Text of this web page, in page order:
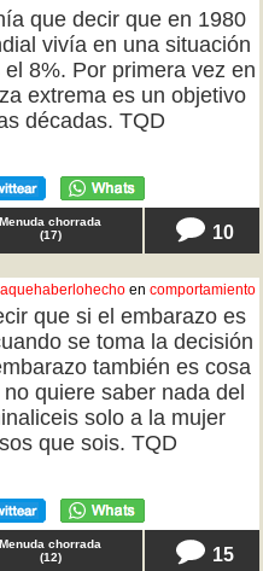
que decir que en 1980
vivía en una situación
8%. Por primera vez en
extrema es un objetivo
décadas. TQD
Menuda chorrada
(17) 10
en comportamiento
que si el embarazo es
se toma la decisión
también es cosa
quiere saber nada del
solo a la mujer
que sois. TQD
Menuda chorrada
(12) 15